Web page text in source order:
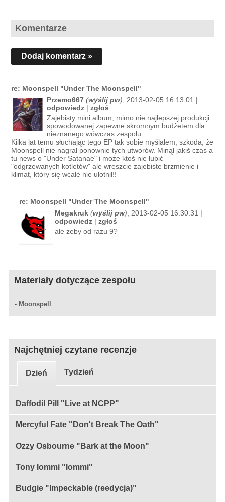
Komentarze
Dodaj komentarz »
re: Moonspell "Under The Moonspell"
Przemo667 (wyślij pw), 2013-02-05 16:13:01 |
odpowiedz| zgłoś
Zajebisty mini album, mimo nie najlepszej produkcji
spowodowanej zapewne skromnym budżetem dla
nieznanego wówczas zespołu.
Kilka lat temu słuchając tego EP tak sobie myślałem, szkoda, że
Moonspell nie nagrał ponownie tych utworów. Minął jakiś czas a
tu news o "Under Satanae" i może ktoś nie lubić
"odgrzewanych kotletów" ale wreszcie zajebiste brzmienie i
klimat, który się wcale nie ulotnił!!
re: Moonspell "Under The Moonspell"
Megakruk (wyślij pw), 2013-02-05 16:30:31 |
odpowiedz| zgłoś
ale żeby od razu 9?
Materiały dotyczące zespołu
- Moonspell
Najchętniej czytane recenzje
Dzień Tydzień
Daffodil Pill "Live at NCPP"
Mercyful Fate "Don't Break The Oath"
Ozzy Osbourne "Bark at the Moon"
Tony Iommi "Iommi"
Budgie "Impeckable (reedycja)"